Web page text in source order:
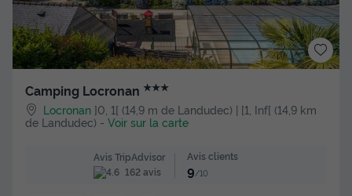
Camping Locronan ★★★
Locronan ]0, 1[ (14,9 m de Landudec) | [1, Inf[ (14,9 km
de Landudec) - Voir sur la carte
Avis TripAdvisor
162 avis
Avis clients
9/10